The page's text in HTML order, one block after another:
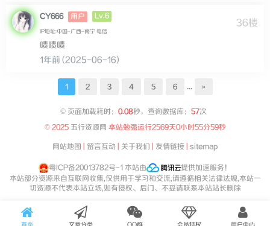
36楼
CY666 用户 Lv.6
IP地址:中国–广西–南宁 电信
啧啧啧
1年前 (2025-06-16)
1 2 3 4 5 6 ... »
© 页面加载耗时： 0.08秒，查询数据库： 57次
© 2025 五行资源网 本站勉强运行2569天0小时55分59秒
网站地图 留言互动 关于我们 友情链接| sitemap
粤ICP备20013782号-1 本站由
提供加速服务！
本站部分资源来自互联网收集,仅供用于学习和交流,请遵循相关法律法规,本站一
切资源不代表本站立场,如有侵权、后门、不妥请联系本站站长删除